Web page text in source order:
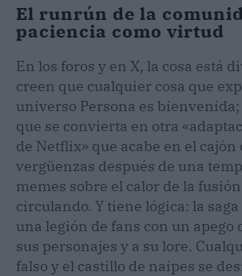
El runrún de la
paciencia como virtud
En los foros y en X, la cosa está
creen que cualquier cosa que
universo Persona es
que se convierta en otra
de Netflix» que acabe en el cajón
vergüenzas después de una
memes sobre el calor de la
circulando. Y tiene lógica: la
una legión de fans con un apego
sus personajes y a su lore.
falso y el castillo de naipes se